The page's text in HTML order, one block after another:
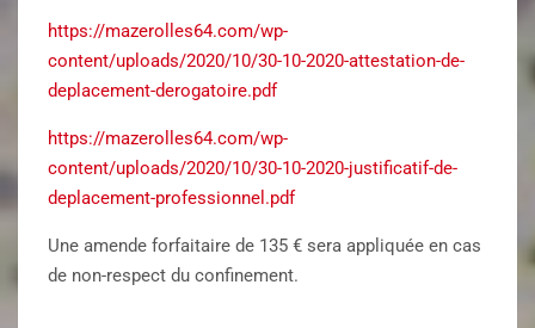
https://mazerolles64.com/wp-
content/uploads/2020/10/30-10-2020-attestation-de-
deplacement-derogatoire.pdf
https://mazerolles64.com/wp-
content/uploads/2020/10/30-10-2020-justificatif-de-
deplacement-professionnel.pdf
Une amende forfaitaire de 135 € sera appliquée en cas
de non-respect du confinement.